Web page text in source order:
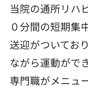
当院の通所リハ
０分間の短期集
送迎がついてお
ながら運動がで
専門職がメニュ